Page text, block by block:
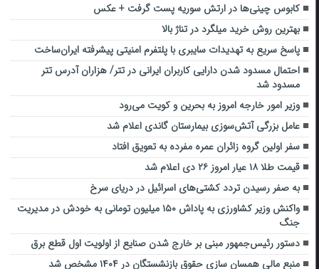
کابوس چینی‌ها در ارتش سوریه پست گرفت + عکس
بهترین روش خرید میلگرد در تناژ بالا
پاسخ سریع به تهدیدات سایبری با پلتفرم امنیتی پیشرفته ایران‌ساخت
احتمال مسدود شدن دارایی کاربران ایرانی در تتر/ هزاران آدرس تتر
مسدود شد
وزیر امور خارجه امروز به بحرین و کویت می‌رود
عامل بزرگی آتش‌سوزی بیمارستان گاندی اعلام شد
سفر اولین گروه زائران عمره مفرده به تعویق افتاد
قیمت طلا ۱۸ عیار امروز ۲۶ دی اعلام شد
به صفر رسیدن تردد کشتی‌های اسرائیل در دریای سرخ
واکنش وزیر کشاورزی به پاداش ۱۵۰ میلیون تومانی به خودش در مدیریت
جنگ
دستور رئیس‌جمهور مبنی بر خارج شدن صنایع از اولویت اول قطع برق
منبع مالی همسان سازی حقوق بازنشستگان در ۱۴۰۴ مشخص شد